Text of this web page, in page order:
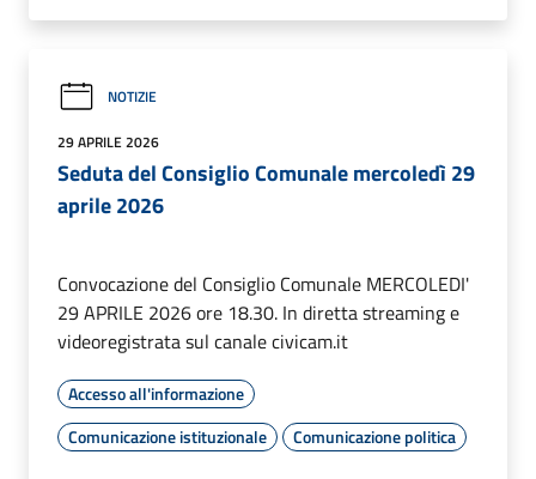
NOTIZIE
29 APRILE 2026
Seduta del Consiglio Comunale mercoledì 29
aprile 2026
Convocazione del Consiglio Comunale MERCOLEDI'
29 APRILE 2026 ore 18.30. In diretta streaming e
videoregistrata sul canale civicam.it
Accesso all'informazione
Comunicazione istituzionale
Comunicazione politica